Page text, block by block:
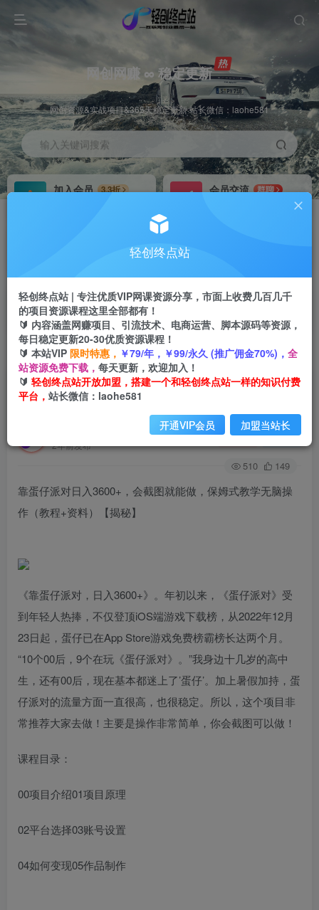
网创网赚 ∞ 稳定更新
网创资源&实战项目&365天稳定更新 站长微信：laohe581
输入关键词搜索
加入会员
3.3折
会员交流
群聊
首页 创业课程 会员免费 正文
靠蛋仔派对日入3600+，会截图就能做，保姆式教
学无脑操作（教程+资料）【揭秘】
2年前发布
关注 私信
510 149
靠蛋仔派对日入3600+，会截图就能做，保姆式教学无脑操
作（教程+资料）【揭秘】
《靠蛋仔派对，日入3600+》。年初以来，《蛋仔派对》受
到年轻人热捧，不仅登顶iOS端游戏下载榜，从2022年12月
23日起，蛋仔已在App Store游戏免费榜霸榜长达两个月。
“10个00后，9个在玩《蛋仔派对》。”我身边十几岁的高中
生，还有00后，现在基本都迷上了’蛋仔’。加上暑假加持，蛋
仔派对的流量方面一直很高，也很稳定。所以，这个项目非
常推荐大家去做！主要是操作非常简单，你会截图可以做！
课程目录：
00项目介绍01项目原理
02平台选择03账号设置
04如何变现05作品制作
轻创终点站
轻创终点站 | 专注优质VIP网课资源分享，市面上收费几百几千
的项目资源课程这里全部都有！
🔰 内容涵盖网赚项目、引流技术、电商运营、脚本源码等资源，
每日稳定更新20-30优质资源课程！
🔰 本站VIP 限时特惠， ￥79/年，￥99/永久 (推广佣金70%)， 全
站资源免费下载， 每天更新，欢迎加入！
🔰 轻创终点站开放加盟，搭建一个和轻创终点站一样的知识付费
平台， 站长微信：laohe581
开通VIP会员 加盟当站长